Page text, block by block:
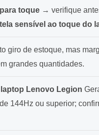
toque → verifique
sensível ao toque do
giro de estoque, mas
grandes quantidades.
Lenovo Legion
144Hz ou superior;